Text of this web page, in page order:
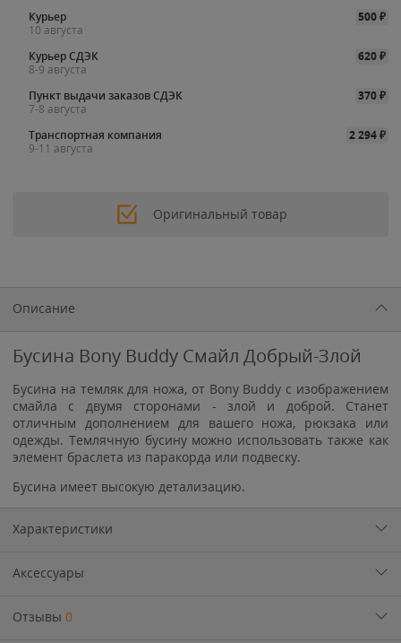
Курьер 500₽
10 августа
Курьер СДЭК
620₽
8-9 августа
Пункт выдачи заказов СДЭК
370₽
7-8 августа
Транспортная компания
2 294₽
9-11 августа
Оригинальный товар
Описание
Бусина Bony Buddy Смайл Добрый-Злой
Бусина на темляк для ножа, от Bony Buddy с изображением
смайла с двумя сторонами - злой и доброй. Станет
отличным дополнением для вашего ножа, рюкзака или
одежды. Темлячную бусину можно использовать также как
элемент браслета из паракорда или подвеску.
Бусина имеет высокую детализацию.
Характеристики
Аксессуары
Отзывы 0